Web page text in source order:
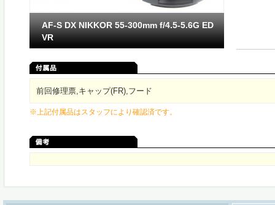
AF-S DX NIKKOR 55-300mm f/4.5-5.6G ED
VR
前回修理票,キャップ(FR),フード
※上記付属品はスタッフにより確認済です。